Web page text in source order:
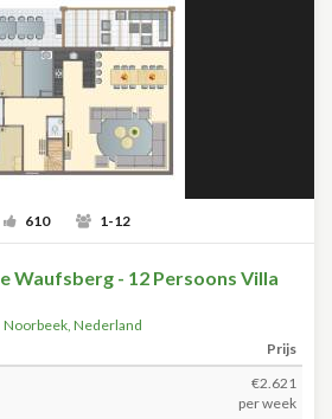
610 1-12
Waufsberg - 12 Persoons Villa
Noorbeek, Nederland
Prijs
€2.621
per week